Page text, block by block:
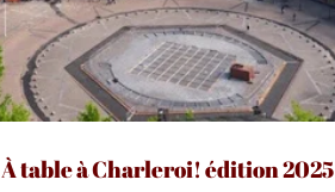
À table à Charleroi! édition 2025